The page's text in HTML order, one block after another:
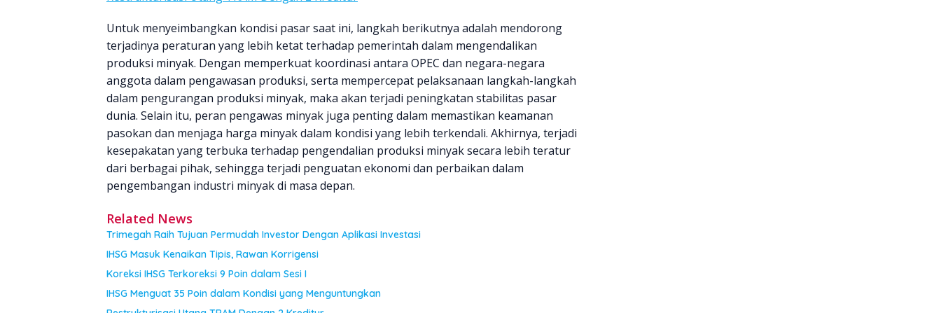
Untuk menyeimbangkan kondisi pasar saat ini, langkah berikutnya adalah mendorong
terjadinya peraturan yang lebih ketat terhadap pemerintah dalam mengendalikan
produksi minyak. Dengan memperkuat koordinasi antara OPEC dan negara-negara
anggota dalam pengawasan produksi, serta mempercepat pelaksanaan langkah-langkah
dalam pengurangan produksi minyak, maka akan terjadi peningkatan stabilitas pasar
dunia. Selain itu, peran pengawas minyak juga penting dalam memastikan keamanan
pasokan dan menjaga harga minyak dalam kondisi yang lebih terkendali. Akhirnya, terjadi
kesepakatan yang terbuka terhadap pengendalian produksi minyak secara lebih teratur
dari berbagai pihak, sehingga terjadi penguatan ekonomi dan perbaikan dalam
pengembangan industri minyak di masa depan.
Related News
Trimegah Raih Tujuan Permudah Investor Dengan Aplikasi Investasi
IHSG Masuk Kenaikan Tipis, Rawan Korrigensi
Koreksi IHSG Terkoreksi 9 Poin dalam Sesi I
IHSG Menguat 35 Poin dalam Kondisi yang Menguntungkan